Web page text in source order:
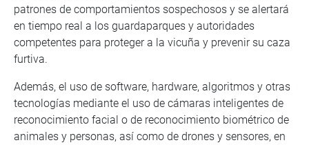
patrones de comportamientos sospechosos y se alertará
en tiempo real a los guardaparques y autoridades
competentes para proteger a la vicuña y prevenir su caza
furtiva.
Además, el uso de software, hardware, algoritmos y otras
tecnologías mediante el uso de cámaras inteligentes de
reconocimiento facial o de reconocimiento biométrico de
animales y personas, así como de drones y sensores, en